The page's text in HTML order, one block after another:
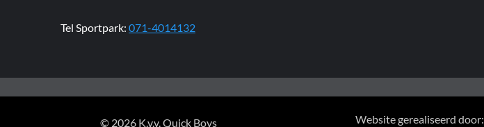
Tel Sportpark: 071-4014132
© 2026 K.v.v. Quick Boys Website gerealiseerd door: